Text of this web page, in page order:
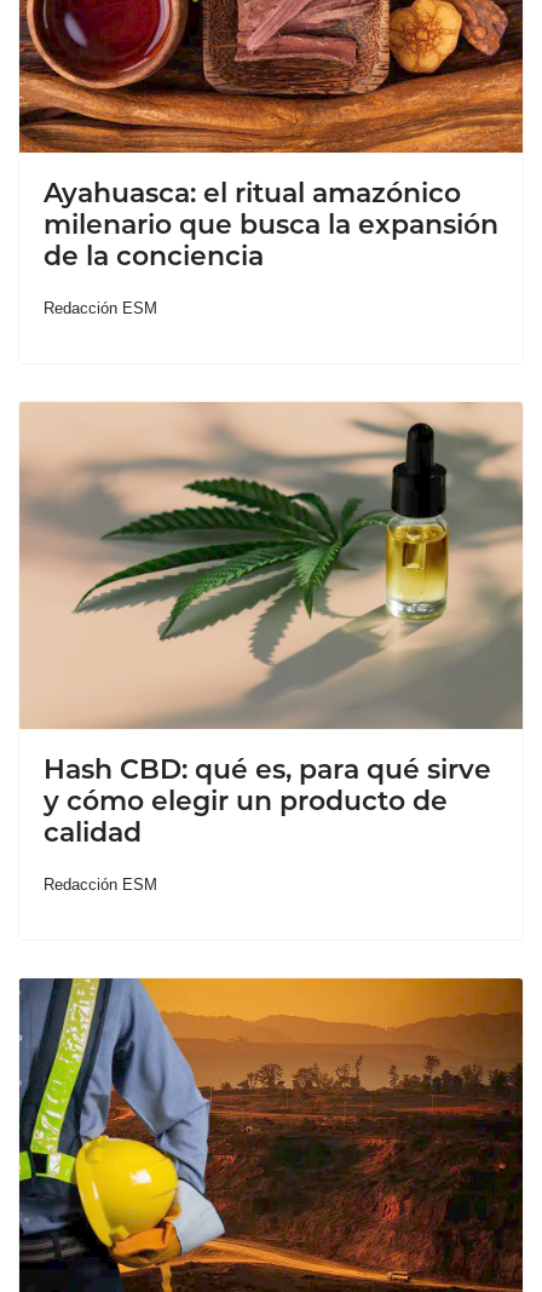
Ayahuasca: el ritual amazónico
milenario que busca la expansión
de la conciencia
Redacción ESM
Hash CBD: qué es, para qué sirve
y cómo elegir un producto de
calidad
Redacción ESM